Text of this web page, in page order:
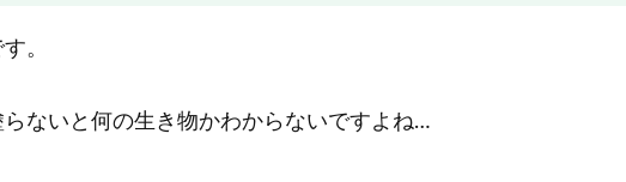
。
ないと何の生き物かわからないですよね…